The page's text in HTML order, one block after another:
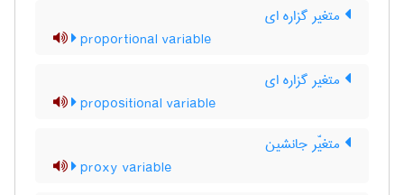
متغیر گزاره ای
proportional variable
متغیر گزاره ای
propositional variable
متغیّر جانشین
proxy variable